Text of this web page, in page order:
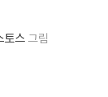
토스 그림